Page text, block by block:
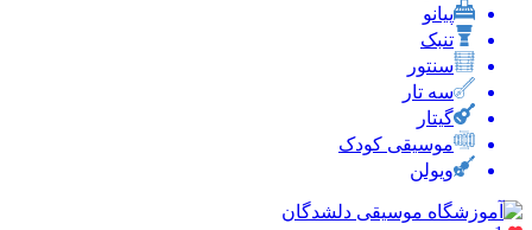
پیانو
تنبک
سنتور
سه تار
گیتار
موسیقی کودک
ویولن